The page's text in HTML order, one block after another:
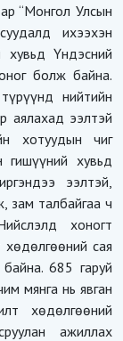
“Монгол Улсын
ихээхэн
Үндэсний
болж байна.
нийтийн
аялахад ээлтэй
хотуудын чиг
гишүүний хувьд
ээлтэй,
зам талбайгаа ч
хоногт
сая
685 гаруй
мянга нь явган
хөдөлгөөний
ажиллах